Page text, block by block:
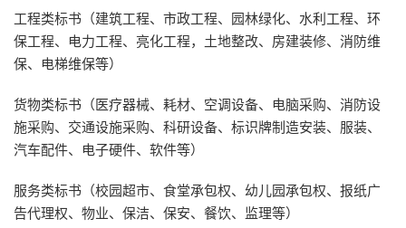
工程类标书（建筑工程、市政工程、园林绿化、水利工程、环
保工程、电力工程、亮化工程，土地整改、房建装修、消防维
保、电梯维保等）
货物类标书（医疗器械、耗材、空调设备、电脑采购、消防设
施采购、交通设施采购、科研设备、标识牌制造安装、服装、
汽车配件、电子硬件、软件等）
服务类标书（校园超市、食堂承包权、幼儿园承包权、报纸广
告代理权、物业、保洁、保安、餐饮、监理等）